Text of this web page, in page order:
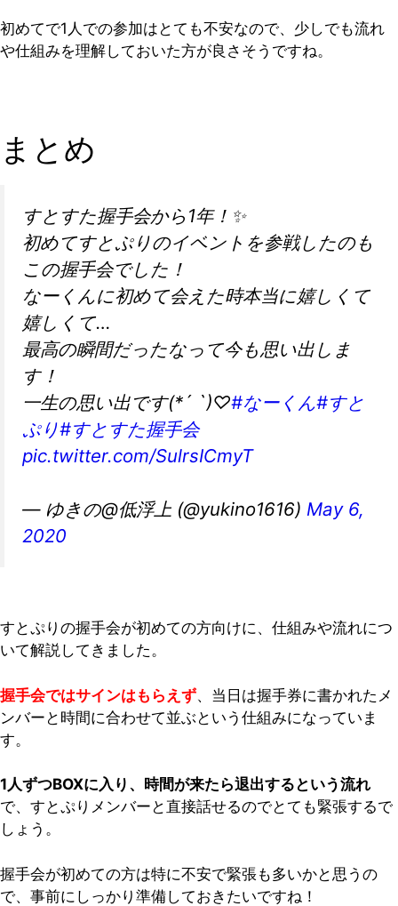
初めてで1人での参加はとても不安なので、少しでも流れ
や仕組みを理解しておいた方が良さそうですね。
まとめ
すとすた握手会から1年！✨
初めてすとぷりのイベントを参戦したのも
この握手会でした！
なーくんに初めて会えた時本当に嬉しくて
嬉しくて…
最高の瞬間だったなって今も思い出しま
す！
一生の思い出です(*´ `)♡#なーくん#すと
ぷり#すとすた握手会
pic.twitter.com/SulrsICmyT
— ゆきの@低浮上 (@yukino1616) May 6,
2020
すとぷりの握手会が初めての方向けに、仕組みや流れにつ
いて解説してきました。
握手会ではサインはもらえず、当日は握手券に書かれたメ
ンバーと時間に合わせて並ぶという仕組みになっていま
す。
1人ずつBOXに入り、時間が来たら退出するという流れ
で、すとぷりメンバーと直接話せるのでとても緊張するで
しょう。
握手会が初めての方は特に不安で緊張も多いかと思うの
で、事前にしっかり準備しておきたいですね！